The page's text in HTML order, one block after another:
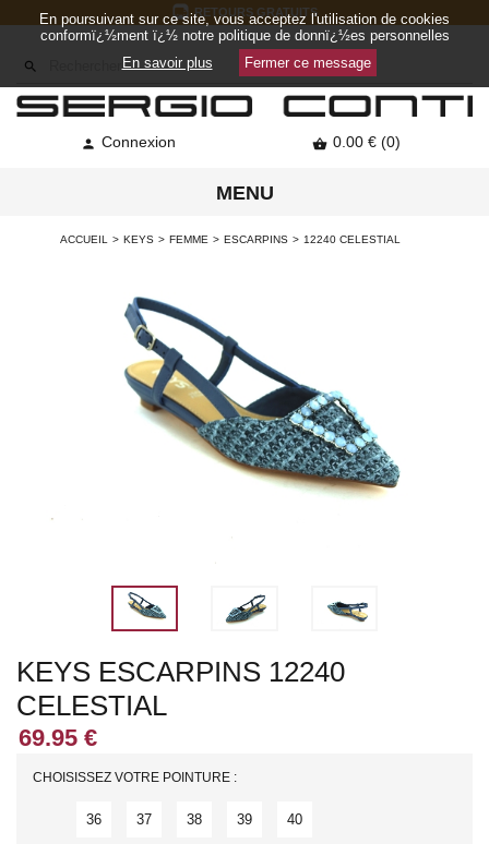
RETOURS GRATUITS

 Connexion  0.00 € (0)
MENU
ACCUEIL KEYS FEMME ESCARPINS 12240 CELESTIAL
KEYS ESCARPINS 12240
CELESTIAL
CHOISISSEZ VOTRE POINTURE :
36 37 38 39 40
En poursuivant sur ce site, vous acceptez l'utilisation de cookies
conformï¿½ment ï¿½ notre politique de donnï¿½es personnelles
En savoir plus
Fermer ce message